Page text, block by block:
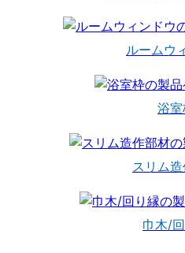
ルームウ
浴
スリム
巾木/